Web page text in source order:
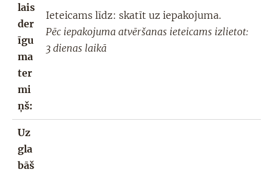
lais
der
īgu
ma
ter
mi
ņš:
Ieteicams līdz: skatīt uz iepakojuma.
Pēc iepakojuma atvēršanas ieteicams izlietot:
3 dienas laikā
Uz
gla
bāš